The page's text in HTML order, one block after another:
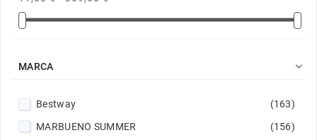
MARCA 
Bestway
(163)
MARBUENO SUMMER
(156)